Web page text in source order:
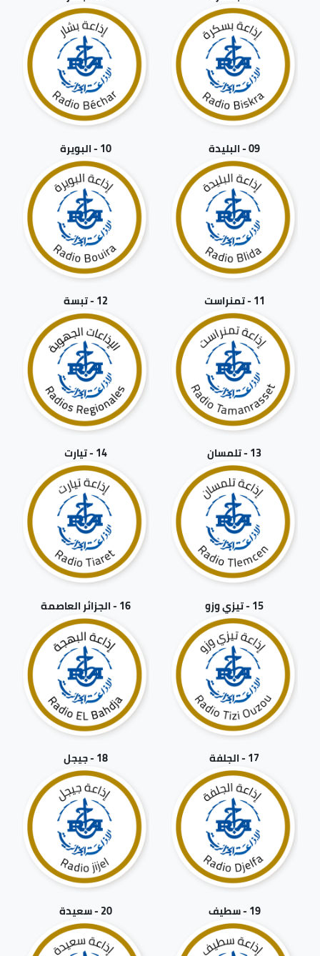
09 - البليدة 10 - البويرة
11 - تمنراست 12 - تبسة
13 - تلمسان 14 - تيارت
15 - تيزي وزو 16 - الجزائر العاصمة
17 - الجلفة 18 - جيجل
19 - سطيف 20 - سعيدة